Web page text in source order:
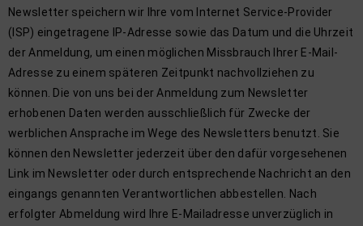
Newsletter speichern wir Ihre vom Internet Service-Provider
(ISP) eingetragene IP-Adresse sowie das Datum und die Uhrzeit
der Anmeldung, um einen möglichen Missbrauch Ihrer E-Mail-
Adresse zu einem späteren Zeitpunkt nachvollziehen zu
können. Die von uns bei der Anmeldung zum Newsletter
erhobenen Daten werden ausschließlich für Zwecke der
werblichen Ansprache im Wege des Newsletters benutzt. Sie
können den Newsletter jederzeit über den dafür vorgesehenen
Link im Newsletter oder durch entsprechende Nachricht an den
eingangs genannten Verantwortlichen abbestellen. Nach
erfolgter Abmeldung wird Ihre E-Mailadresse unverzüglich in